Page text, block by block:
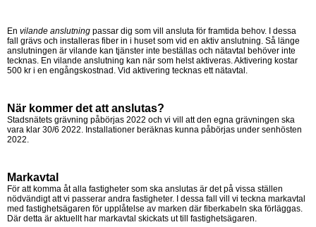
En vilande anslutning passar dig som vill ansluta för framtida behov. I dessa
fall grävs och installeras fiber in i huset som vid en aktiv anslutning. Så länge
anslutningen är vilande kan tjänster inte beställas och nätavtal behöver inte
tecknas. En vilande anslutning kan när som helst aktiveras. Aktivering kostar
500 kr i en engångskostnad. Vid aktivering tecknas ett nätavtal.
När kommer det att anslutas?
Stadsnätets grävning påbörjas 2022 och vi vill att den egna grävningen ska
vara klar 30/6 2022. Installationer beräknas kunna påbörjas under senhösten
2022.
Markavtal
För att komma åt alla fastigheter som ska anslutas är det på vissa ställen
nödvändigt att vi passerar andra fastigheter. I dessa fall vill vi teckna markavtal
med fastighetsägaren för upplåtelse av marken där fiberkabeln ska förläggas.
Där detta är aktuellt har markavtal skickats ut till fastighetsägaren.